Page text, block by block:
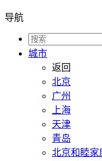
导航
城市
返回
北京
广州
上海
天津
青岛
北京和睦家